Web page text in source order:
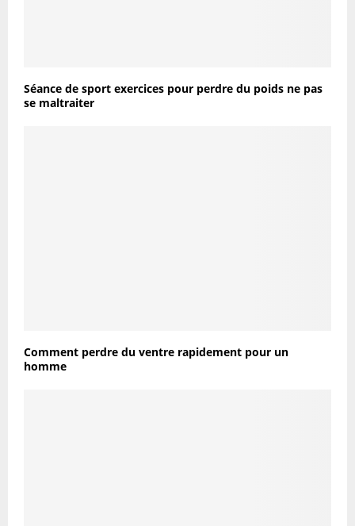
Séance de sport exercices pour perdre du poids ne pas
se maltraiter
Comment perdre du ventre rapidement pour un
homme